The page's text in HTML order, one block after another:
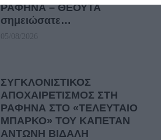
ΡΑΦΗΝΑ – ΘΕΟΥΤΑ
σημειώσατε…
05/08/2026
ΣΥΓΚΛΟΝΙΣΤΙΚΟΣ
ΑΠΟΧΑΙΡΕΤΙΣΜΟΣ ΣΤΗ
ΡΑΦΗΝΑ ΣΤΟ «ΤΕΛΕΥΤΑΙΟ
ΜΠΑΡΚΟ» ΤΟΥ ΚΑΠΕΤΑΝ
ΑΝΤΩΝΗ ΒΙΔΑΛΗ